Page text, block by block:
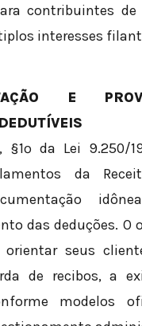
contribuintes
interesses
E
§1º da Lei 9.250/
da
das deduções. O
orientar seus
de recibos, a
modelos